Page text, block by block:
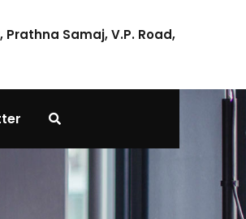
Prathna Samaj, V.P. Road,